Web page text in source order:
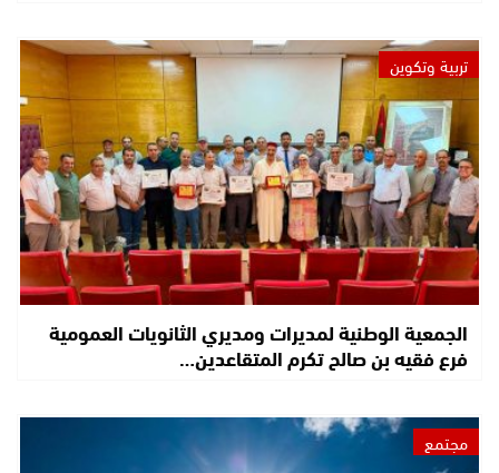
تربية وتكوين
الجمعية الوطنية لمديرات ومديري الثانويات العمومية
فرع فقيه بن صالح تكرم المتقاعدين…
مجتمع